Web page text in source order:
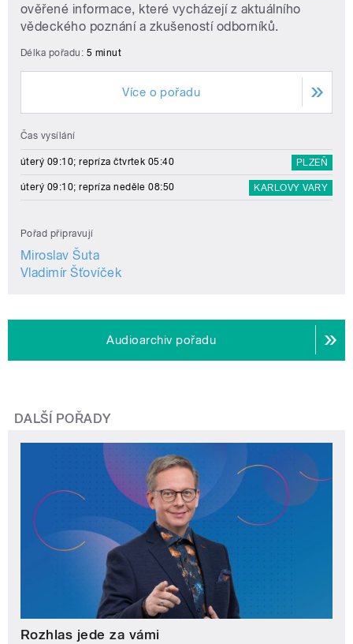
ověřené informace, které vycházejí z aktuálního
vědeckého poznání a zkušeností odborníků.
Délka pořadu: 5 minut
Více o pořadu
Čas vysílání
úterý 09:10; repríza čtvrtek 05:40 PLZEŇ
úterý 09:10; repríza neděle 08:50 KARLOVY VARY
Pořad připravují
Miroslav Šuta
Vladimír Šťovíček
Audioarchiv pořadu
DALŠÍ POŘADY
Rozhlas jede za vámi